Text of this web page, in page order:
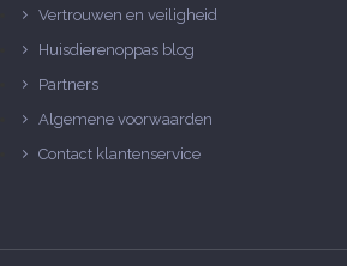
Vertrouwen en veiligheid
Huisdierenoppas blog
Partners
Algemene voorwaarden
Contact klantenservice